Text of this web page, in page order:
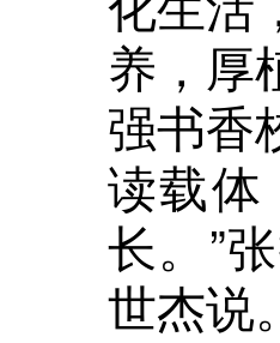
养，厚
强书香
读载体
长。”
世杰说。